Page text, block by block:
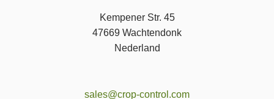
Kempener Str. 45
47669 Wachtendonk
Nederland
sales@crop-control.com